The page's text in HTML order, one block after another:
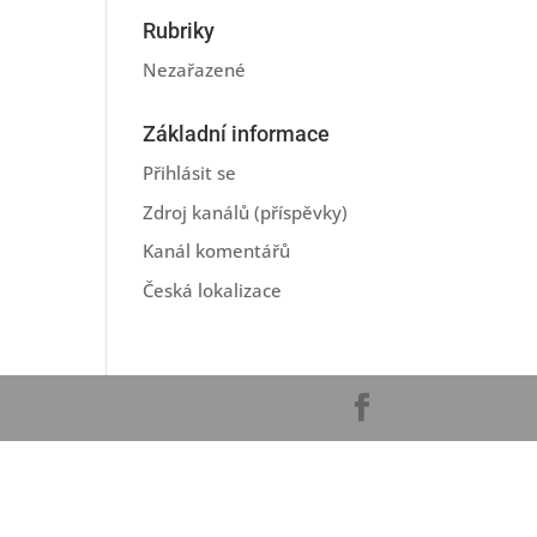
Rubriky
Nezařazené
Základní informace
Přihlásit se
Zdroj kanálů (příspěvky)
Kanál komentářů
Česká lokalizace